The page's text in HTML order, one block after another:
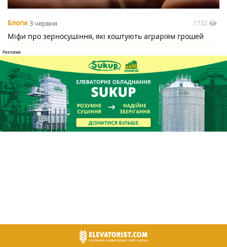
Блоги 3 червня 1732
Міфи про зерносушіння, які коштують аграріям грошей